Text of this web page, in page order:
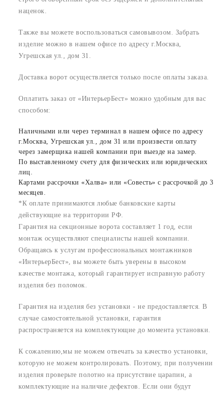
наценок.
Также вы можете воспользоваться самовывозом. Забрать
изделие можно в нашем офисе по адресу г.Москва,
Угрешская ул., дом 31.
Доставка ворот осуществляется только после оплаты заказа.
Оплатить заказ от «ИнтерьерБест» можно удобным для вас
способом:
Наличными или через терминал в нашем офисе по адресу
г.Москва, Угрешская ул., дом 31 или произвести оплату
через замерщика нашей компании при выезде на замер.
По выставленному счету для физических или юридических
лиц.
Картами рассрочки «Халва» или «Совесть» с рассрочкой до 3
месяцев.
*К оплате принимаются любые банковские карты
действующие на территории РФ.
Гарантия на секционные ворота составляет 1 год, если
монтаж осуществляют специалисты нашей компании.
Обращаясь к услугам профессиональных монтажников
«ИнтерьерБест», вы можете быть уверены в высоком
качестве монтажа, который гарантирует исправную работу
изделия без поломок.
Гарантия на изделия без установки - не предоставляется. В
случае самостоятельной установки, гарантия
распространяется на комплектующие до момента установки.
К сожалению,мы не можем отвечать за качество установки,
которую не можем контролировать. Поэтому, при получении
изделия проверьте полотно на присутствие царапин, а
комплектующие на наличие дефектов. Если они будут